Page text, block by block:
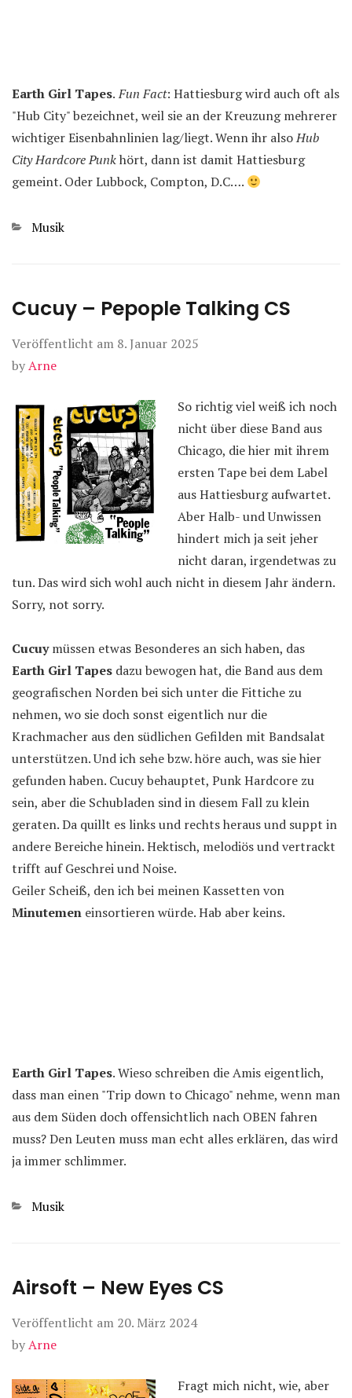
Earth Girl Tapes.Fun Fact: Hattiesburg wird auch oft als
"Hub City" bezeichnet, weil sie an der Kreuzung mehrerer
wichtiger Eisenbahnlinien lag/liegt. Wenn ihr alsoHub
City Hardcore Punkhört, dann ist damit Hattiesburg
gemeint. Oder Lubbock, Compton, D.C….
Kategorien
Musik
Cucuy – Pepople Talking CS
Veröffentlicht am 8. Januar 2025
byArne
So richtig viel weiß ich noch
nicht über diese Band aus
Chicago, die hier mit ihrem
ersten Tape bei dem Label
aus Hattiesburg aufwartet.
Aber Halb- und Unwissen
hindert mich ja seit jeher
nicht daran, irgendetwas zu
tun. Das wird sich wohl auch nicht in diesem Jahr ändern.
Sorry, not sorry.
Cucuymüssen etwas Besonderes an sich haben, das
Earth Girl Tapes dazu bewogen hat, die Band aus dem
geografischen Norden bei sich unter die Fittiche zu
nehmen, wo sie doch sonst eigentlich nur die
Krachmacher aus den südlichen Gefilden mit Bandsalat
unterstützen. Und ich sehe bzw. höre auch, was sie hier
gefunden haben. Cucuy behauptet, Punk Hardcore zu
sein, aber die Schubladen sind in diesem Fall zu klein
geraten. Da quillt es links und rechts heraus und suppt in
andere Bereiche hinein. Hektisch, melodiös und vertrackt
trifft auf Geschrei und Noise.
Geiler Scheiß, den ich bei meinen Kassetten von
Minutemen einsortieren würde. Hab aber keins.
Earth Girl Tapes. Wieso schreiben die Amis eigentlich,
dass man einen "Trip down to Chicago" nehme, wenn man
aus dem Süden doch offensichtlich nach OBEN fahren
muss? Den Leuten muss man echt alles erklären, das wird
ja immer schlimmer.
Kategorien
Musik
Airsoft – New Eyes CS
Veröffentlicht am 20. März 2024
byArne
Fragt mich nicht, wie, aber